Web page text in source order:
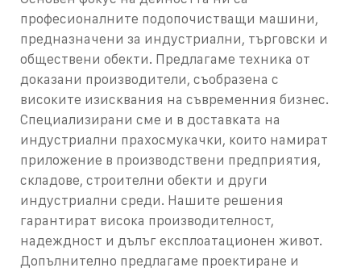
професионалните подопочистващи машини,
предназначени за индустриални, търговски и
обществени обекти. Предлагаме техника от
доказани производители, съобразена с
високите изисквания на съвременния бизнес.
Специализирани сме и в доставката на
индустриални прахосмукачки, които намират
приложение в производствени предприятия,
складове, строителни обекти и други
индустриални среди. Нашите решения
гарантират висока производителност,
надеждност и дълъг експлоатационен живот.
Допълнително предлагаме проектиране и